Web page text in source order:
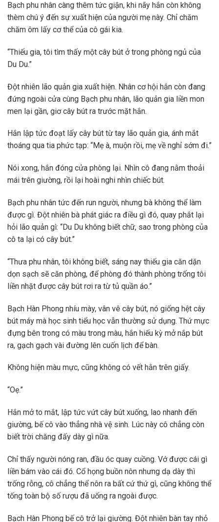
Bạch phu nhân càng thêm tức giận, khi nãy hắn còn không
thèm chú ý đến sự xuất hiện của người mẹ này. Chỉ chăm
chăm ôm lấy cơ thể của cô gái kia.
“Thiếu gia, tôi tìm thấy một cây bút ở trong phòng ngủ của
Du Du.”
Đột nhiên lão quản gia xuất hiện. Nhân cơ hội hắn còn đang
đứng ngoài cửa cùng Bạch phu nhân, lão quản gia liền mon
men lại gần, giơ cây bút ra trước mặt hắn.
Hắn lập tức đoạt lấy cây bút từ tay lão quản gia, ánh mắt
thoáng qua tia phức tạp: “Mẹ à, muộn rồi, mẹ về nghỉ sớm đi.”
Nói xong, hắn đóng cửa phòng lại. Nhìn cô đang nằm thoải
mái trên giường, rồi lại hoài nghi nhìn chiếc bút.
Bạch phu nhân tức đến run người, nhưng bà không thể làm
được gì. Đột nhiên bà phát giác ra điều gì đó, quay phắt lại
hỏi lão quản gì: “Du Du không biết chữ, sao trong phòng của
cô ta lại có cây bút.”
“Thưa phu nhân, tôi không biết, sáng nay thiếu gia căn dặn
dọn sạch sẽ căn phòng, để phòng đó thành phòng trống tôi
liền nhặt được cây bút rơi ra từ tủ quần áo.”
Bạch Hàn Phong nhíu mày, vân vê cây bút, nó giống hệt cây
bút máy mà học sinh tiểu học vẫn thường sử dụng. Thứ mực
đựng bên trong có màu trong màu, hắn hiếu kỳ mở nắp bút
ra, gạch gạch vài đường lên cuốn lịch để bàn.
Không hiện màu mực, cũng không có vết hằn trên giấy.
“Oẹ.”
Hắn mở to mắt, lập tức vứt cây bút xuống, lao nhanh đến
giường, bế cô vào thẳng nhà vệ sinh. Lúc này cô chẳng còn
biết trời chăng đấy dày gì nữa.
Chỉ thấy người nóng ran, đầu óc quay cuồng. Vớ được cái gì
liền bám vào cái đó. Cổ họng buồn nôn nhưng dạ dày thì
trống rỗng, cô chẳng thể nôn ra bất cứ thứ gì, cũng không thể
tống toàn bộ số rượu đã uống ra ngoài được.
Bạch Hàn Phong bế cô trở lại giường. Đột nhiên bàn tay nhỏ